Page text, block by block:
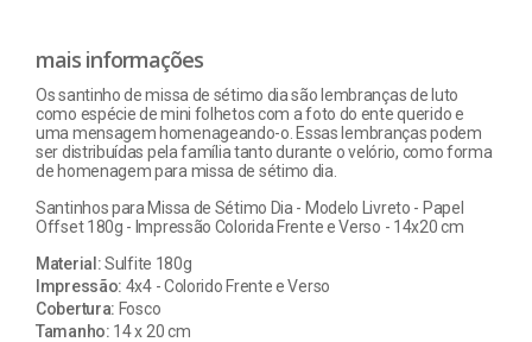
mais informações
Os santinho de missa de sétimo dia são lembranças de luto
como espécie de mini folhetos com a foto do ente querido e
uma mensagem homenageando-o. Essas lembranças podem
ser distribuídas pela família tanto durante o velório, como forma
de homenagem para missa de sétimo dia.
Santinhos para Missa de Sétimo Dia - Modelo Livreto - Papel
Offset 180g - Impressão Colorida Frente e Verso - 14x20 cm
Material:Sulfite 180g
Impressão: 4x4 - Colorido Frente e Verso
Cobertura: Fosco
Tamanho: 14 x 20 cm